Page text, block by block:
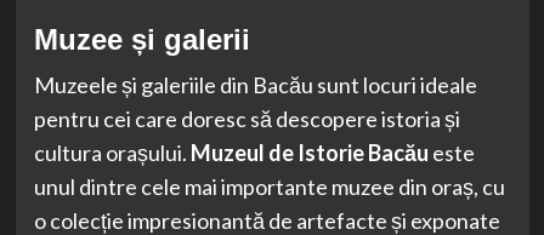
Muzee și galerii
Muzeele și galeriile din Bacău sunt locuri ideale
pentru cei care doresc să descopere istoria și
cultura orașului. Muzeul de Istorie Bacău este
unul dintre cele mai importante muzee din oraș, cu
o colecție impresionantă de artefacte și exponate